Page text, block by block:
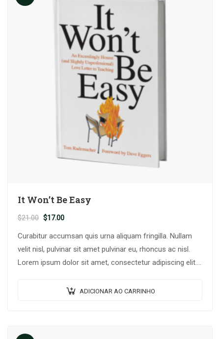
It Won’t Be Easy
$21.00 O
$17.00O
Curabitur accumsan quis urna aliquam fringilla. Nullam
velit nisl, pulvinar sit amet pulvinar eu, rhoncus ac nisl.
Lorem ipsum dolor sit amet, consectetur adipiscing elit.
ADICIONAR AO CARRINHO